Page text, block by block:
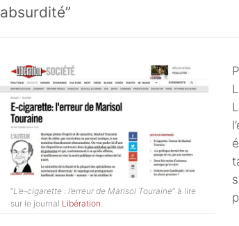
absurdité”
“L’e-cigarette : l’erreur de Marisol Touraine” à lire
sur le journal Libération